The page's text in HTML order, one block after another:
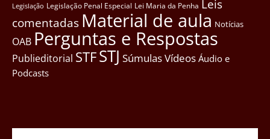
Legislação Legislação Penal Especial Lei Maria da Penha Leis
comentadas Material de aula Notícias
OAB Perguntas e Respostas
Publieditorial STFSTJ SúmulasVídeos Áudio e
Podcasts